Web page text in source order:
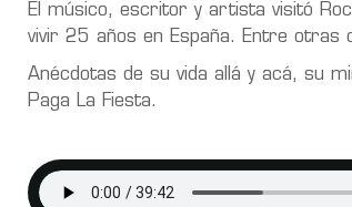
El músico, escritor y artista visitó
vivir 25 años en España. Entre otras
Anécdotas de su vida allá y acá, su
Paga La Fiesta.